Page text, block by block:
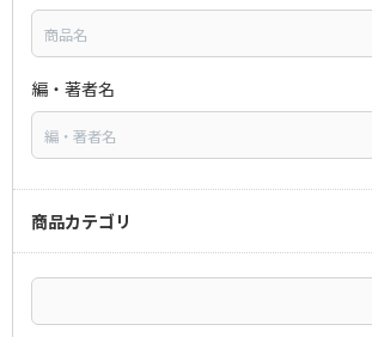
編・著者名
商品カテゴリ